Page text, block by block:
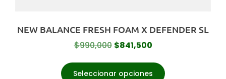
NEW BALANCE FRESH FOAM X DEFENDER SL
$990,000 $841,500
Seleccionar opciones